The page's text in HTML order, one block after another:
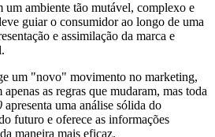
um ambiente tão mutável, complexo e
guiar o consumidor ao longo de uma
e assimilação da marca e
um "novo" movimento no marketing,
as regras que mudaram, mas toda
apresenta uma análise sólida do
futuro e oferece as informações
maneira mais eficaz.